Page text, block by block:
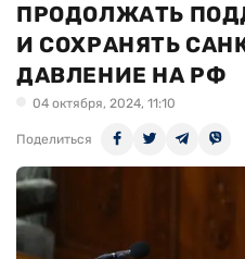
ПРОДОЛЖАТЬ
И СОХРАНЯТЬ
ДАВЛЕНИЕ НА РФ
04 октября, 2024, 11:10
Поделиться